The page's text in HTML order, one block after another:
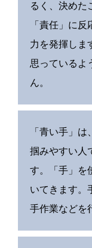
るく、決めた
「責任」に
力を発揮しま
思っているよ
ん。
「青い手」
掴みやすい人
す。「手」を
いてきます。
手作業などを